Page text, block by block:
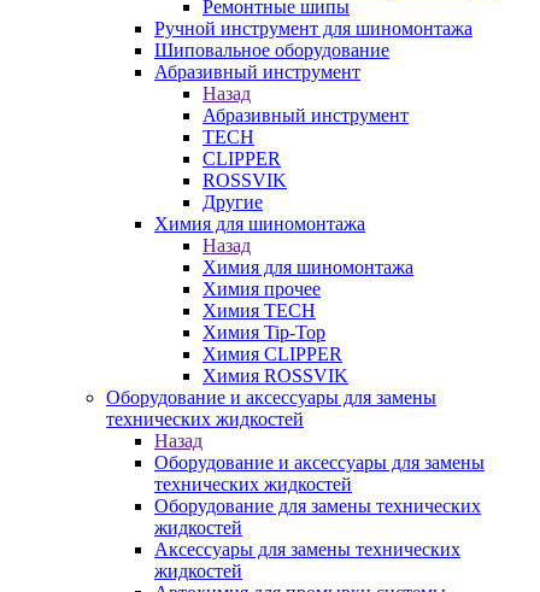
Ремонтные шипы
Ручной инструмент для шиномонтажа
Шиповальное оборудование
Абразивный инструмент
Назад
Абразивный инструмент
TECH
CLIPPER
ROSSVIK
Другие
Химия для шиномонтажа
Назад
Химия для шиномонтажа
Химия прочее
Химия TECH
Химия Tip-Top
Химия CLIPPER
Химия ROSSVIK
Оборудование и аксессуары для замены
технических жидкостей
Назад
Оборудование и аксессуары для замены
технических жидкостей
Оборудование для замены технических
жидкостей
Аксессуары для замены технических
жидкостей